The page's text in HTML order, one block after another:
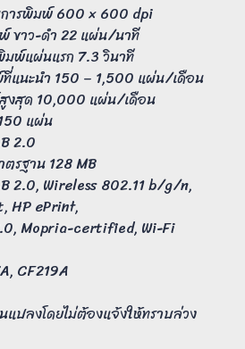
การพิมพ์ 600 × 600 dpi
ขาว-ดำ 22 แผ่น/นาที
มพ์แผ่นแรก 7.3 วินาที
แนะนำ 150 – 1,500 แผ่น/เดือน
งสุด 10,000 แผ่น/เดือน
แผ่น
2.0
รฐาน 128 MB
2.0, Wireless 802.11 b/g/n,
HP ePrint,
Mopria-certified, Wi-Fi
CF219A
แปลงโดยไม่ต้องแจ้งให้ทราบล่วง